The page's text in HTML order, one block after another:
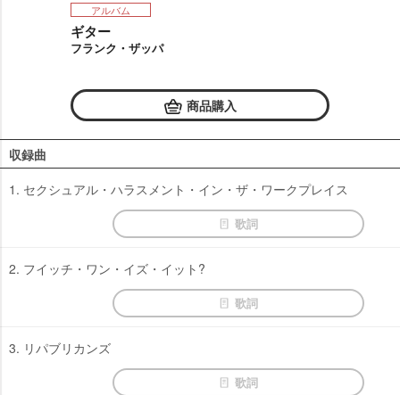
アルバム
ギター
フランク・ザッパ
商品購入
収録曲
1. セクシュアル・ハラスメント・イン・ザ・ワークプレイス
歌詞
2. フイッチ・ワン・イズ・イット?
歌詞
3. リパブリカンズ
歌詞